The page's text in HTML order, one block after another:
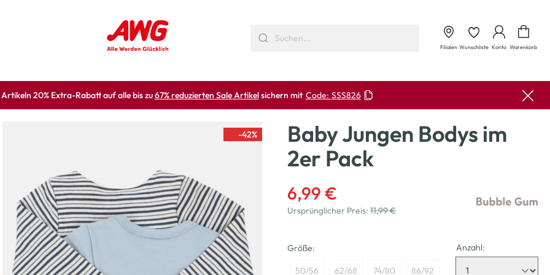
Filialen Wunschliste Konto Warenkorb
20% Extra-Rabatt auf alle bis zu67% reduzierten Sale Artikelsichern mit Code: SSS826
-42%
Baby Jungen Bodys im
2er Pack
6,99 €
Ursprünglicher Preis: 11,99 €
Größe:
50/56 62/68 74/80 86/92
Anzahl: